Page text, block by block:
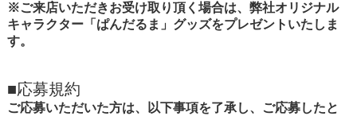
※ご来店いただきお受け取り頂く場合は、弊社オリジナル
キャラクター「ぱんだるま」グッズをプレゼントいたしま
す。
■応募規約
ご応募いただいた方は、以下事項を了承し、ご応募したと